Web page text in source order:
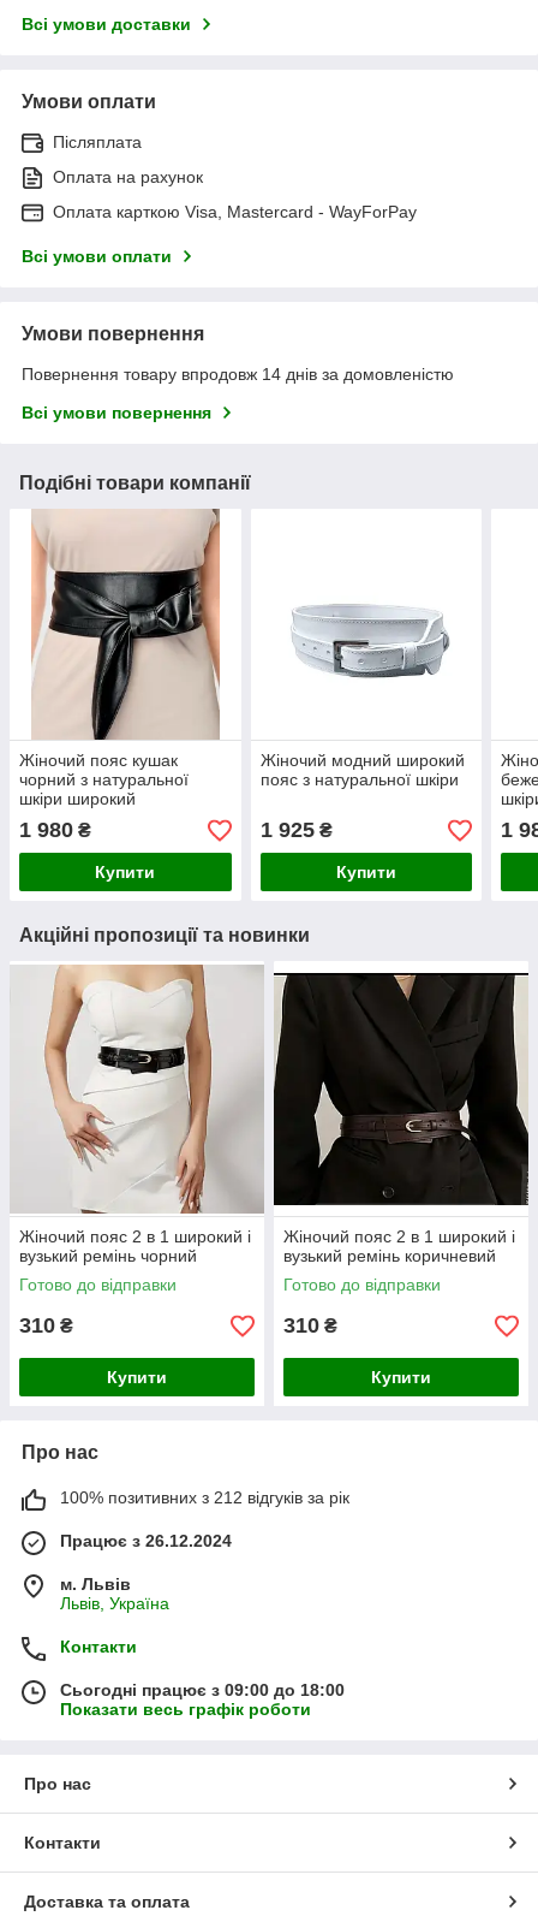
Всі умови доставки
Умови оплати
Післяплата
Оплата на рахунок
Оплата карткою Visa, Mastercard - WayForPay
Всі умови оплати
Умови повернення
Повернення товару впродовж 14 днів за домовленістю
Всі умови повернення
Подібні товари компанії
Жіночий пояс кушак
чорний з натуральної
шкіри широкий
1 980 ₴
Купити
Жіночий модний широкий
пояс з натуральної шкіри
1 925₴
Купити
1
Акційні пропозиції та новинки
Жіночий пояс 2 в 1 широкий і
вузький ремінь чорний
Готово до відправки
310 ₴
Купити
Жіночий пояс 2 в 1 широкий і
вузький ремінь коричневий
Готово до відправки
310 ₴
Купити
Про нас
100% позитивних з 212 відгуків за рік
Працює з 26.12.2024
м. Львів
Львів, Україна
Контакти
Сьогодні працює з 09:00 до 18:00
Показати весь графік роботи
Про нас
Контакти
Доставка та оплата